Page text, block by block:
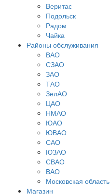
Веритас
Подольск
Радом
Чайка
Районы обслуживания
ВАО
СЗАО
ЗАО
ТАО
ЗелАО
ЦАО
НМАО
ЮАО
ЮВАО
САО
ЮЗАО
СВАО
ВАО
Московская область
Магазин